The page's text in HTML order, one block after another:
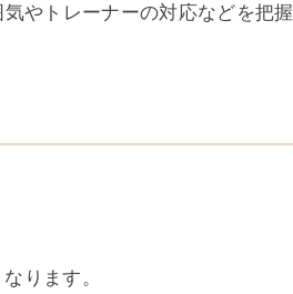
やトレーナーの対応などを把握
ります。